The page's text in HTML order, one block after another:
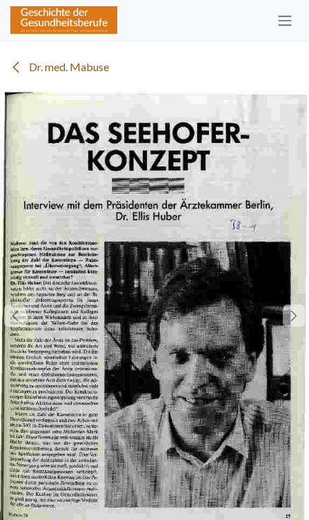
Zum Inhalt springen
Dr. med. Mabuse